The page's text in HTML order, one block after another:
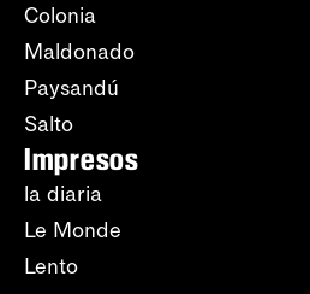
Colonia
Maldonado
Paysandú
Salto
Impresos
la diaria
Le Monde
Lento